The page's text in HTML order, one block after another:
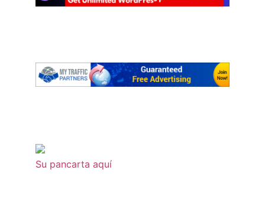
Su pancarta aquí